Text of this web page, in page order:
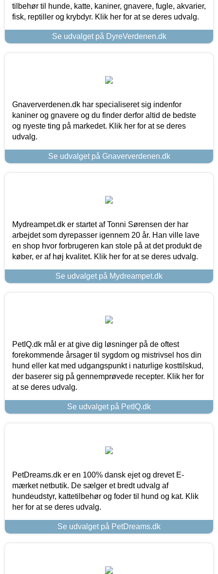
tilbehør til hunde, katte, kaniner, gnavere, fugle, akvarier,
fisk, reptiller og krybdyr. Klik her for at se deres udvalg.
Se udvalget på DyreVerdenen.dk
Gnaververdenen.dk har specialiseret sig indenfor
kaniner og gnavere og du finder derfor altid de bedste
og nyeste ting på markedet. Klik her for at se deres
udvalg.
Se udvalget på Gnaververdenen.dk
Mydreampet.dk er startet af Tonni Sørensen der har
arbejdet som dyrepasser igennem 20 år. Han ville lave
en shop hvor forbrugeren kan stole på at det produkt de
køber, er af høj kvalitet. Klik her for at se deres udvalg.
Se udvalget på Mydreampet.dk
PetIQ.dk mål er at give dig løsninger på de oftest
forekommende årsager til sygdom og mistrivsel hos din
hund eller kat med udgangspunkt i naturlige kosttilskud,
der baserer sig på gennemprøvede recepter. Klik her for
at se deres udvalg.
Se udvalget på PetIQ.dk
PetDreams.dk er en 100% dansk ejet og drevet E-
mærket netbutik. De sælger et bredt udvalg af
hundeudstyr, kattetilbehør og foder til hund og kat. Klik
her for at se deres udvalg.
Se udvalget på PetDreams.dk